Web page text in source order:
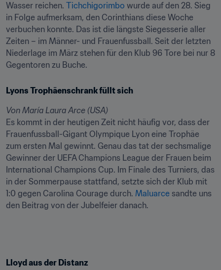
Wasser reichen. Tichchigorimbo wurde auf den 28. Sieg
in Folge aufmerksam, den Corinthians diese Woche
verbuchen konnte. Das ist die längste Siegesserie aller
Zeiten – im Männer- und Frauenfussball. Seit der letzten
Niederlage im März stehen für den Klub 96 Tore bei nur 8
Gegentoren zu Buche.
Lyons Trophäenschrank füllt sich
Von María Laura Arce (USA)
Es kommt in der heutigen Zeit nicht häufig vor, dass der
Frauenfussball-Gigant Olympique Lyon eine Trophäe
zum ersten Mal gewinnt. Genau das tat der sechsmalige
Gewinner der UEFA Champions League der Frauen beim
International Champions Cup. Im Finale des Turniers, das
in der Sommerpause stattfand, setzte sich der Klub mit
1:0 gegen Carolina Courage durch. Maluarce sandte uns
den Beitrag von der Jubelfeier danach.
Lloyd aus der Distanz